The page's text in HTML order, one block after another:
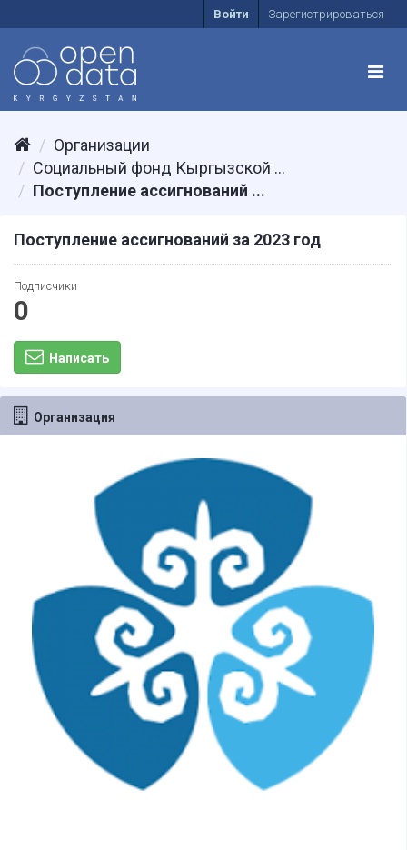
Войти Зарегистрироваться
Организации
Социальный фонд Кыргызской ...
Поступление ассигнований ...
Поступление ассигнований за 2023 год
Подписчики
0
Написать
Организация